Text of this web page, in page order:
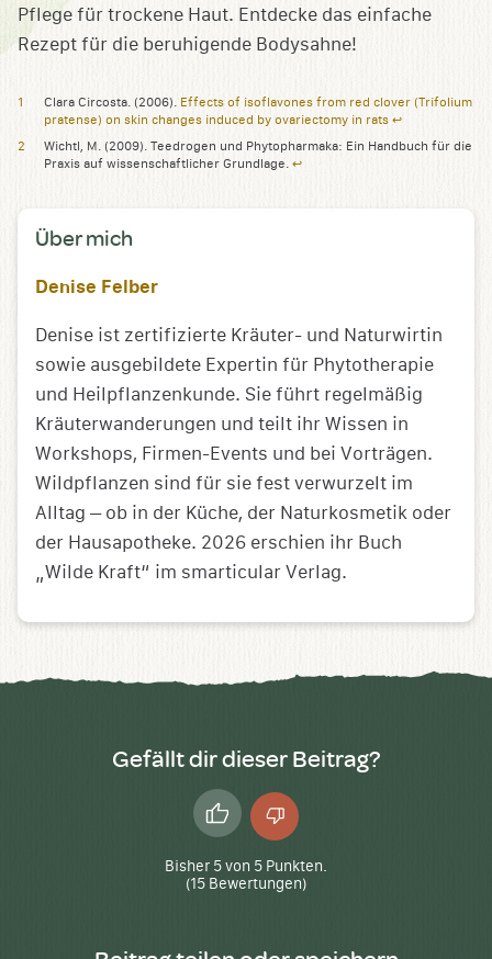
Clara Circosta. (2006). Effects of isoflavones from red clover (Trifolium
pratense) on skin changes induced by ovariectomy in rats ↩︎
Wichtl, M. (2009). Teedrogen und Phytopharmaka: Ein Handbuch für die
Praxis auf wissenschaftlicher Grundlage. ↩︎
Über mich
Denise Felber
Denise ist zertifizierte Kräuter- und Naturwirtin
sowie ausgebildete Expertin für Phytotherapie
und Heilpflanzenkunde. Sie führt regelmäßig
Kräuterwanderungen und teilt ihr Wissen in
Workshops, Firmen-Events und bei Vorträgen.
Wildpflanzen sind für sie fest verwurzelt im
Alltag – ob in der Küche, der Naturkosmetik oder
der Hausapotheke. 2026 erschien ihr Buch
„Wilde Kraft“ im smarticular Verlag.
Gefällt dir dieser Beitrag?
Daumen
hoch
Daumen
runter
Bisher 5von 5 Punkten.
(15 Bewertungen)